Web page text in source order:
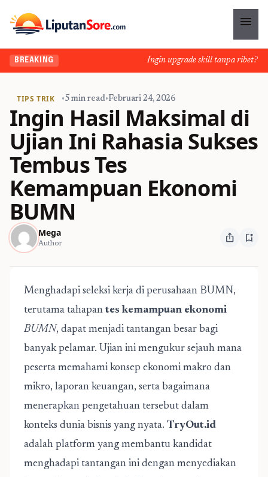
menu
BREAKING Ingin upgrade skill tanpa ribet?
TIPS TRIK •5 min read•Februari 24, 2026
Ingin Hasil Maksimal di
Ujian Ini Rahasia Sukses
Tembus Tes
Kemampuan Ekonomi
BUMN
Mega
Author ios_share bookmark_add
Menghadapi seleksi kerja di perusahaan BUMN,
terutama tahapan tes kemampuan ekonomi
BUMN, dapat menjadi tantangan besar bagi
banyak pelamar. Ujian ini mengukur sejauh mana
peserta memahami konsep ekonomi makro dan
mikro, laporan keuangan, serta bagaimana
menerapkan pengetahuan tersebut dalam
konteks dunia bisnis yang nyata. TryOut.id
adalah platform yang membantu kandidat
menghadapi tantangan ini dengan menyediakan